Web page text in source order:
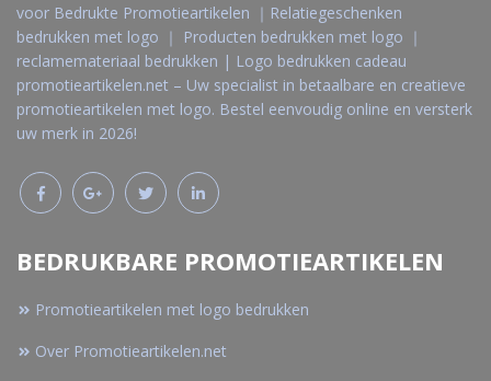
voor Bedrukte Promotieartikelen ｜Relatiegeschenken
bedrukken met logo ｜ Producten bedrukken met logo ｜
reclamemateriaal bedrukken | Logo bedrukken cadeau
promotieartikelen.net – Uw specialist in betaalbare en creatieve
promotieartikelen met logo. Bestel eenvoudig online en versterk
uw merk in 2026!
BEDRUKBARE PROMOTIEARTIKELEN
Promotieartikelen met logo bedrukken
Over Promotieartikelen.net